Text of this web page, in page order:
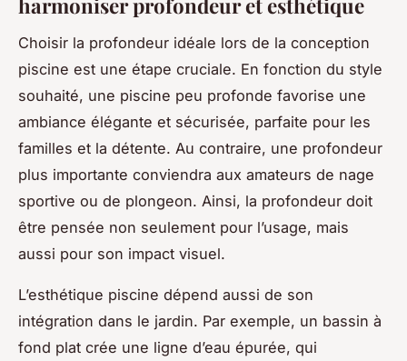
harmoniser profondeur et esthétique
Choisir la profondeur idéale lors de la conception
piscine est une étape cruciale. En fonction du style
souhaité, une piscine peu profonde favorise une
ambiance élégante et sécurisée, parfaite pour les
familles et la détente. Au contraire, une profondeur
plus importante conviendra aux amateurs de nage
sportive ou de plongeon. Ainsi, la profondeur doit
être pensée non seulement pour l’usage, mais
aussi pour son impact visuel.
L’esthétique piscine dépend aussi de son
intégration dans le jardin. Par exemple, un bassin à
fond plat crée une ligne d’eau épurée, qui